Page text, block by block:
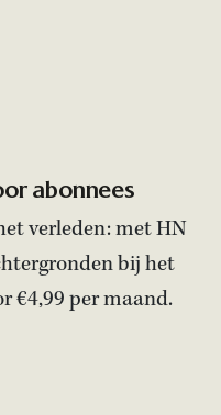
abonnees
verleden: met HN
bij het
€4,99 per maand.